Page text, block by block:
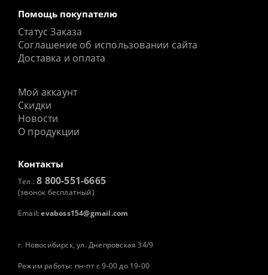
Помощь покупателю
Статус Заказа
Соглашение об использовании сайта
Доставка и оплата
Мой аккаунт
Скидки
Новости
О продукции
Контакты
Тел.:8 800-551-6665
(звонок бесплатный)
Email: evaboss154@gmail.com
г. Новосибирск, ул. Днепровская 34/9
Режим работы: пн-пт с 9-00 до 19-00